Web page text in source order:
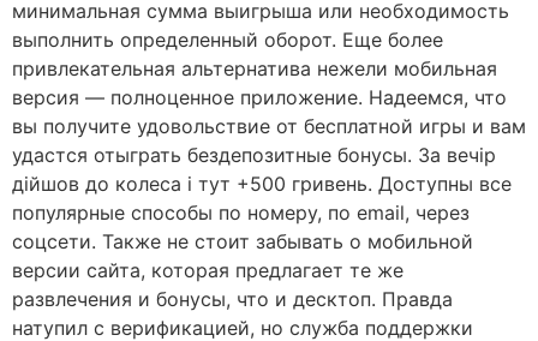
минимальная сумма выигрыша или необходимость
выполнить определенный оборот. Еще более
привлекательная альтернатива нежели мобильная
версия — полноценное приложение. Надеемся, что
вы получите удовольствие от бесплатной игры и вам
удастся отыграть бездепозитные бонусы. За вечір
дійшов до колеса і тут +500 гривень. Доступны все
популярные способы по номеру, по email, через
соцсети. Также не стоит забывать о мобильной
версии сайта, которая предлагает те же
развлечения и бонусы, что и десктоп. Правда
натупил с верификацией, но служба поддержки